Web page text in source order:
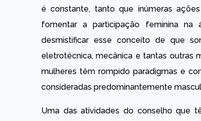
é constante, tanto que inúmeras
fomentar a participação feminina na
desmistificar esse conceito de que
eletrotécnica, mecânica e tantas outras
mulheres têm rompido paradigmas e
consideradas predominantemente
Uma das atividades do conselho que